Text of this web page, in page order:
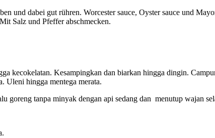
und dabei gut rühren. Worcester sauce, Oyster sauce und
Salz und Pfeffer abschmecken.
kecokelatan. Kesampingkan dan biarkan hingga dingin.
Uleni hingga mentega merata.
goreng tanpa minyak dengan api sedang dan menutup wajan